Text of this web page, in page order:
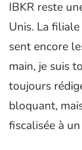
IBKR reste
Unis. La
sent encore
main, je suis
toujours
bloquant,
fiscalisée à